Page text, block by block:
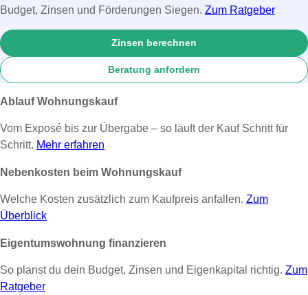
Budget, Zinsen und Förderungen Siegen. Zum Ratgeber
Zinsen berechnen
Beratung anfordern
Ablauf Wohnungskauf
Vom Exposé bis zur Übergabe – so läuft der Kauf Schritt für
Schritt. Mehr erfahren
Nebenkosten beim Wohnungskauf
Welche Kosten zusätzlich zum Kaufpreis anfallen. Zum
Überblick
Eigentumswohnung finanzieren
So planst du dein Budget, Zinsen und Eigenkapital richtig. Zum
Ratgeber